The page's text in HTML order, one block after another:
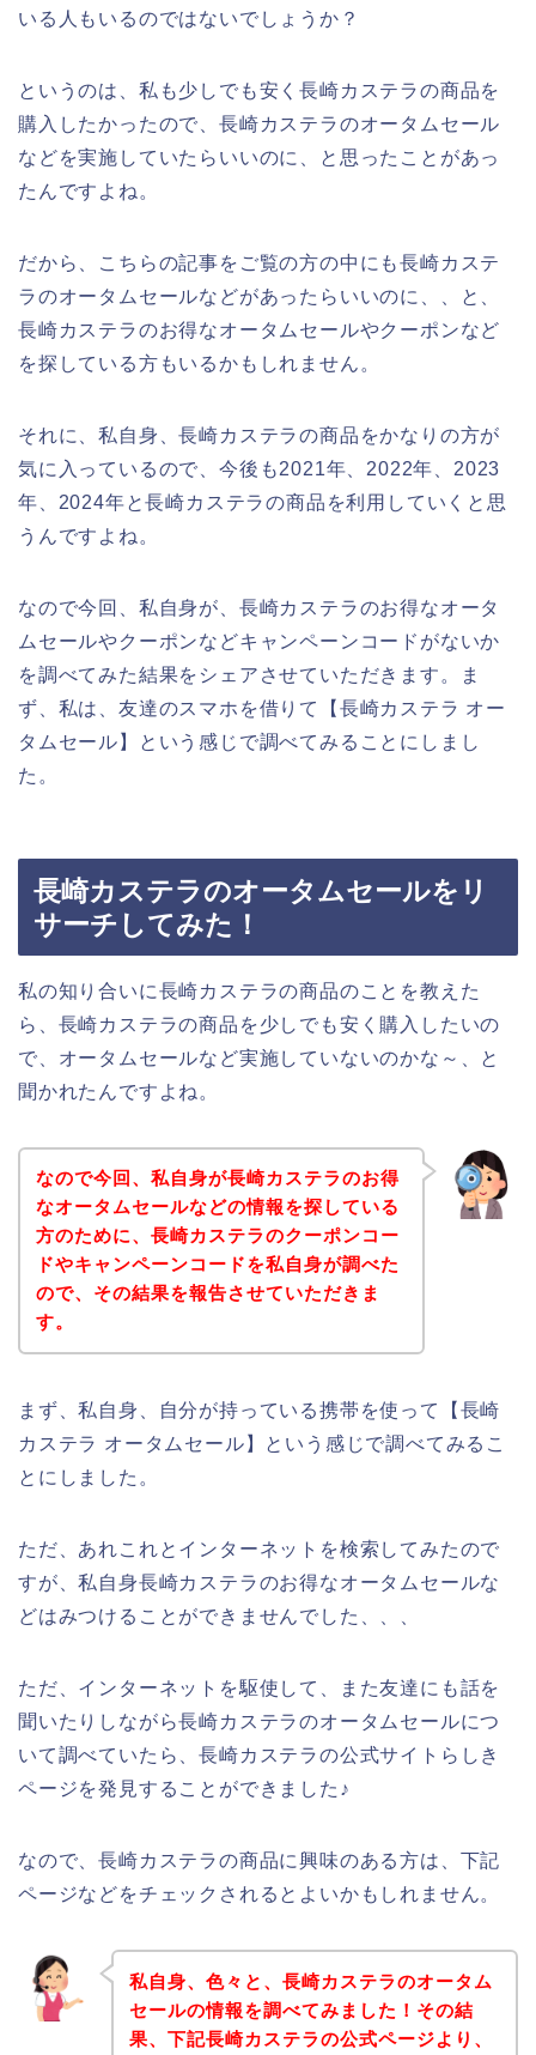
いる人もいるのではないでしょうか？
というのは、私も少しでも安く長崎カステラの商品を
購入したかったので、長崎カステラのオータムセール
などを実施していたらいいのに、と思ったことがあっ
たんですよね。
だから、こちらの記事をご覧の方の中にも長崎カステ
ラのオータムセールなどがあったらいいのに、、と、
長崎カステラのお得なオータムセールやクーポンなど
を探している方もいるかもしれません。
それに、私自身、長崎カステラの商品をかなりの方が
気に入っているので、今後も2021年、2022年、2023
年、2024年と長崎カステラの商品を利用していくと思
うんですよね。
なので今回、私自身が、長崎カステラのお得なオータ
ムセールやクーポンなどキャンペーンコードがないか
を調べてみた結果をシェアさせていただきます。ま
ず、私は、友達のスマホを借りて【長崎カステラ オー
タムセール】という感じで調べてみることにしまし
た。
長崎カステラのオータムセールをリ
サーチしてみた！
私の知り合いに長崎カステラの商品のことを教えた
ら、長崎カステラの商品を少しでも安く購入したいの
で、オータムセールなど実施していないのかな～、と
聞かれたんですよね。
なので今回、私自身が長崎カステラのお得
なオータムセールなどの情報を探している
方のために、長崎カステラのクーポンコー
ドやキャンペーンコードを私自身が調べた
ので、その結果を報告させていただきま
す。
まず、私自身、自分が持っている携帯を使って【長崎
カステラ オータムセール】という感じで調べてみるこ
とにしました。
ただ、あれこれとインターネットを検索してみたので
すが、私自身長崎カステラのお得なオータムセールな
どはみつけることができませんでした、、、
ただ、インターネットを駆使して、また友達にも話を
聞いたりしながら長崎カステラのオータムセールにつ
いて調べていたら、長崎カステラの公式サイトらしき
ページを発見することができました♪
なので、長崎カステラの商品に興味のある方は、下記
ページなどをチェックされるとよいかもしれません。
私自身、色々と、長崎カステラのオータム
セールの情報を調べてみました！その結
果、下記長崎カステラの公式ページより、